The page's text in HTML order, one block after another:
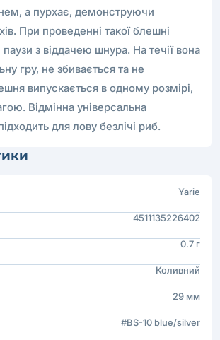
а пурхає, демонструючи
При проведенні такої блешні
паузи з віддачею шнура. На течії вона
гру, не збивається та не
випускається в одному розмірі,
Відмінна універсальна
для лову безлічі риб.
Yarie
4511135226402
0.7 г
Коливний
29 мм
#BS-10 blue/silver